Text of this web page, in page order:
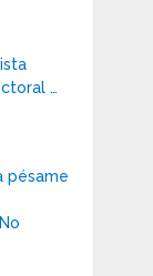
…
pésame
No